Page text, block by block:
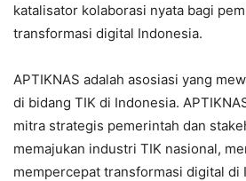
katalisator kolaborasi nyata bagi
transformasi digital Indonesia.
APTIKNAS adalah asosiasi yang
di bidang TIK di Indonesia.
mitra strategis pemerintah dan
memajukan industri TIK nasional,
mempercepat transformasi digital di